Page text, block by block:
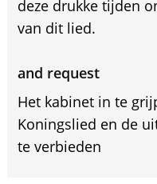
deze drukke tijden
van dit lied.
and request
Het kabinet in te
Koningslied en de
te verbieden